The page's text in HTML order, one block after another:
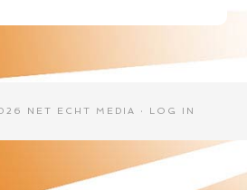
NET ECHT MEDIA · LOG IN